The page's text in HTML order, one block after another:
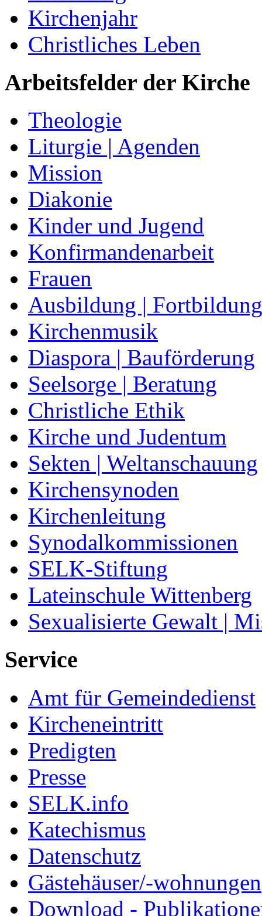
Kirchenjahr
Christliches Leben
Arbeitsfelder der Kirche
Theologie
Liturgie | Agenden
Mission
Diakonie
Kinder und Jugend
Konfirmandenarbeit
Frauen
Ausbildung | Fortbildung
Kirchenmusik
Diaspora | Bauförderung
Seelsorge | Beratung
Christliche Ethik
Kirche und Judentum
Sekten | Weltanschauung
Kirchensynoden
Kirchenleitung
Synodalkommissionen
SELK-Stiftung
Lateinschule Wittenberg
Sexualisierte Gewalt |
Service
Amt für Gemeindedienst
Kircheneintritt
Predigten
Presse
SELK.info
Katechismus
Datenschutz
Gästehäuser/-wohnungen
Download -